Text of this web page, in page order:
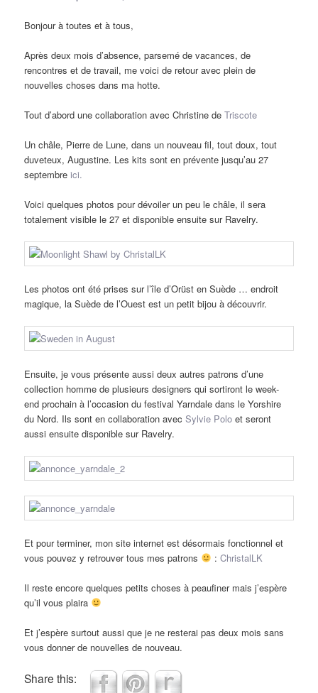
Bonjour à toutes et à tous,
Après deux mois d’absence, parsemé de vacances, de
rencontres et de travail, me voici de retour avec plein de
nouvelles choses dans ma hotte.
Tout d’abord une collaboration avec Christine deTriscote
Un châle, Pierre de Lune, dans un nouveau fil, tout doux, tout
duveteux, Augustine. Les kits sont en prévente jusqu’au 27
septembre ici.
Voici quelques photos pour dévoiler un peu le châle, il sera
totalement visible le 27 et disponible ensuite sur Ravelry.
Les photos ont été prises sur l’île d’Orüst en Suède … endroit
magique, la Suède de l’Ouest est un petit bijou à découvrir.
Ensuite, je vous présente aussi deux autres patrons d’une
collection homme de plusieurs designers qui sortiront le week-
end prochain à l’occasion du festival Yarndale dans le Yorshire
du Nord. Ils sont en collaboration avecSylvie Polo et seront
aussi ensuite disponible sur Ravelry.
Et pour terminer, mon site internet est désormais fonctionnel et
vous pouvez y retrouver tous mes patrons
: ChristalLK
Il reste encore quelques petits choses à peaufiner mais j’espère
qu’il vous plaira
Et j’espère surtout aussi que je ne resterai pas deux mois sans
vous donner de nouvelles de nouveau.
Share this: